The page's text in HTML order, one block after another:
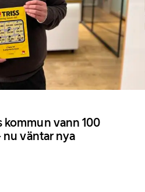
kommun vann 100
nu väntar nya